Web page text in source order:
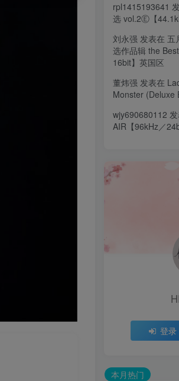
rpl1415193641
选 vol.2Ⓔ【
刘永强 发表在 五
选作品辑 the
16bit】英国区
董炜强 发表在
Monster (Deluxe
wjy690680112
AIR【96kHz／
登录
本月热门